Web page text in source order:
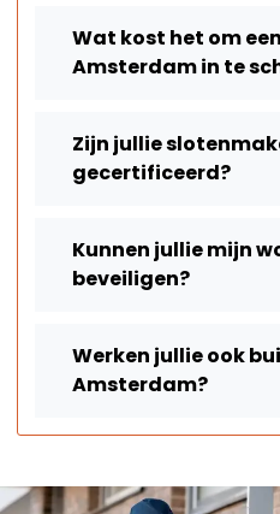
Wat kost het om
Amsterdam in te
Zijn jullie
gecertificeerd?
Kunnen jullie mijn
beveiligen?
Werken jullie ook
Amsterdam?